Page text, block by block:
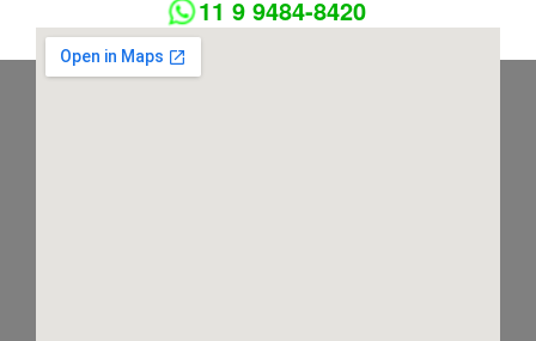
11 9 9484-8420